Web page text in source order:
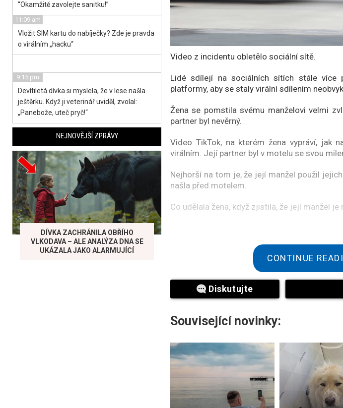
Video z incidentu obletělo sociální sítě.
Lidé sdílejí na sociálních sítích stále více
platformy, aby se staly virální sdílením
Žena se pomstila svému manželovi velmi
partner byl nevěrný.
Video TikTok, na kterém žena vypráví, jak
virálním. Její partner byl v motelu se svou
Nejhorší na tom je, že její manžel použil
našla před motelem.
Co udělala žena, když zjistila, že její manžel je
Není snadné zjistit, že je váš partner
ženy, která našla svého manžela s jinou ženou
Nahrávka, která má přes milion zhlédnutí,
CONTINUE
Diskutujte
Související novinky:
“Okamžitě zavolejte sanitku!”
11:09 am
Vložit SIM kartu do nabíječky? Zde je pravda
o virálním „hacku“
9:15 pm
Devítiletá dívka si myslela, že v lese našla
ještěrku. Když ji veterinář uviděl, zvolal:
„Panebože, uteč pryč!“
NEJNOVĚJŠÍ ZPRÁVY
DÍVKA ZACHRÁNILA OBŘÍHO
VLKODAVA – ALE ANALÝZA DNA SE
UKÁZALA JAKO ALARMUJÍCÍ